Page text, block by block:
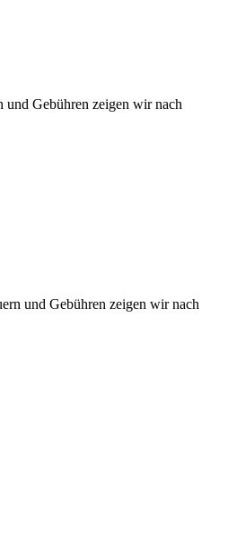
Gebühren zeigen wir nach
und Gebühren zeigen wir nach